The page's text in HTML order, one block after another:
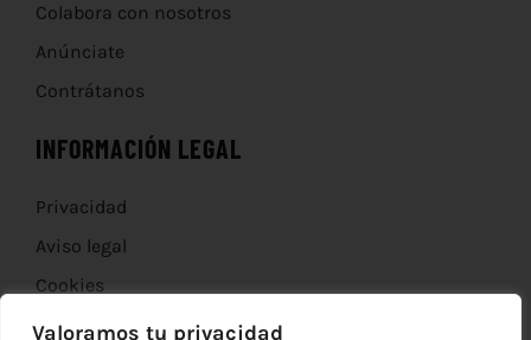
Valoramos tu privacidad
Colabora con nosotros
Anúnciate
Contrátanos
INFORMACIÓN LEGAL
Privacidad
Aviso legal
Cookies
Devoluciones